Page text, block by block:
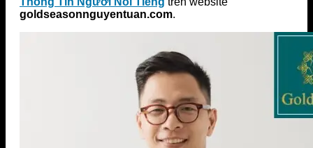
goldseasonnguyentuan.com.